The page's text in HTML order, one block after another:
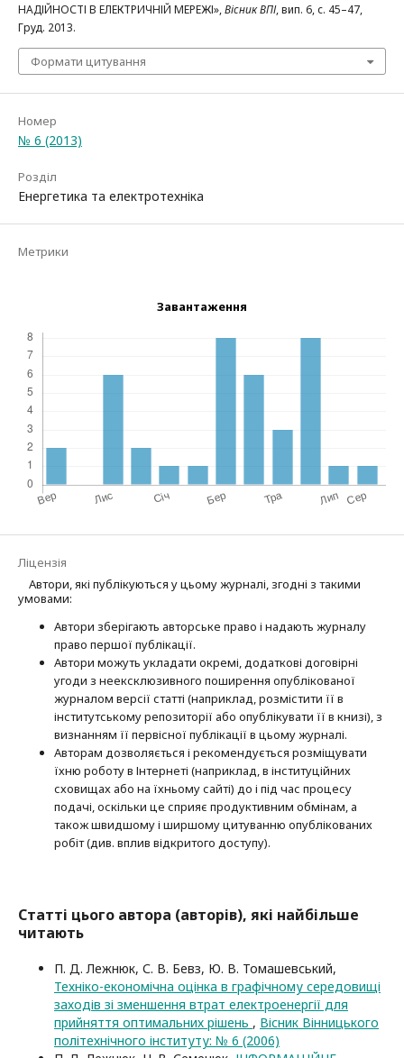
НАДІЙНОСТІ В ЕЛЕКТРИЧНІЙ МЕРЕЖІ»,Вісник ВПІ, вип. 6, с. 45–47,
Груд. 2013.
Формати цитування
Номер
№ 6 (2013)
Розділ
Енергетика та електротехніка
Метрики
Завантаження
Ліцензія
Автори, які публікуються у цьому журналі, згодні з такими
умовами:
Автори зберігають авторське право і надають журналу
право першої публі­кації.
Автори можуть укладати окремі, додат­кові договірні
угоди з неексклюзив­ного поширення опублікованої
журналом версії статті (наприклад, розмістити її в
інститутському репозиторії або опубліку­вати її в книзі), з
визнанням її первісної публікації в цьому журналі.
Авторам дозволяється і рекомендується розміщувати
їхню роботу в Інтернеті (наприклад, в інституційних
сховищах або на їхньому сайті) до і під час процесу
подачі, оскільки це сприяє продуктивним обмінам, а
також швидшому і ширшому цитуванню опубліко­ва­них
робіт (див. вплив відкритого доступу).
Статті цього автора (авторів), які найбільше
читають
П. Д. Лежнюк, С. В. Бевз, Ю. В. Томашевський,
Техніко-економічна оцінка в графічному середовищі
заходів зі зменшення втрат електроенергії для
прийняття оптимальних рішень , Вісник Вінницького
політехнічного інституту: № 6 (2006)